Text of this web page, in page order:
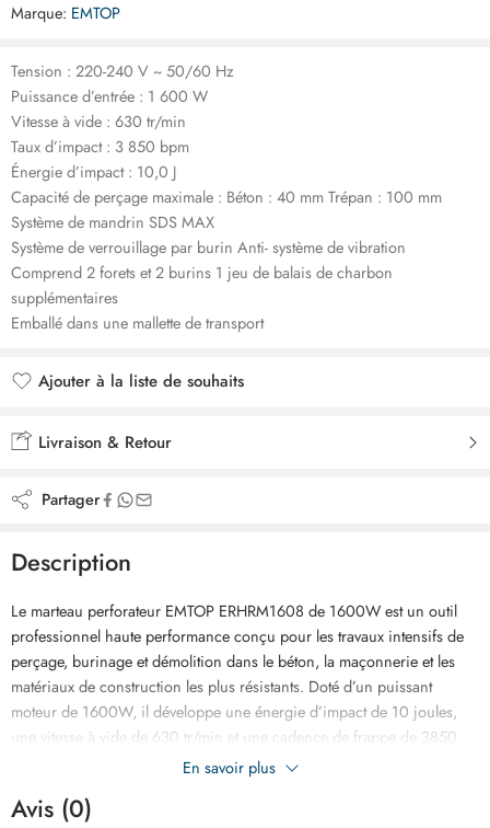
Marque: EMTOP
Tension : 220-240 V ~ 50/60 Hz
Puissance d’entrée : 1 600 W
Vitesse à vide : 630 tr/min
Taux d’impact : 3 850 bpm
Énergie d’impact : 10,0 J
Capacité de perçage maximale : Béton : 40 mm Trépan : 100 mm
Système de mandrin SDS MAX
Système de verrouillage par burin Anti- système de vibration
Comprend 2 forets et 2 burins 1 jeu de balais de charbon
supplémentaires
Emballé dans une mallette de transport
Ajouter à la liste de souhaits
Livraison & Retour
Partager
Description
Le marteau perforateur EMTOP ERHRM1608 de 1600W est un outil
professionnel haute performance conçu pour les travaux intensifs de
perçage, burinage et démolition dans le béton, la maçonnerie et les
matériaux de construction les plus résistants. Doté d’un puissant
moteur de 1600W, il développe une énergie d’impact de 10 joules,
une vitesse à vide de 630 tr/min et une cadence de frappe de 3850
coups par minute pour garantir une efficacité maximale sur les
accessoires et une excellente transmission de la puissance. Il permet
En savoir plus
Avis (0)